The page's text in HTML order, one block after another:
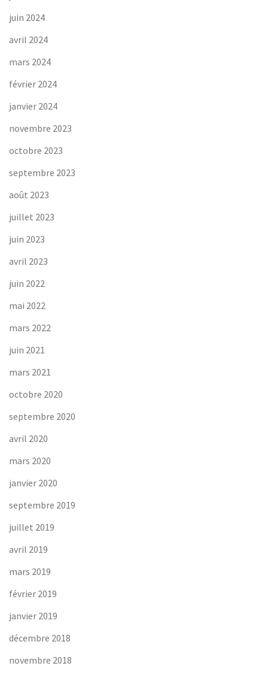
juin 2024
avril 2024
mars 2024
février 2024
janvier 2024
novembre 2023
octobre 2023
septembre 2023
août 2023
juillet 2023
juin 2023
avril 2023
juin 2022
mai 2022
mars 2022
juin 2021
mars 2021
octobre 2020
septembre 2020
avril 2020
mars 2020
janvier 2020
septembre 2019
juillet 2019
avril 2019
mars 2019
février 2019
janvier 2019
décembre 2018
novembre 2018